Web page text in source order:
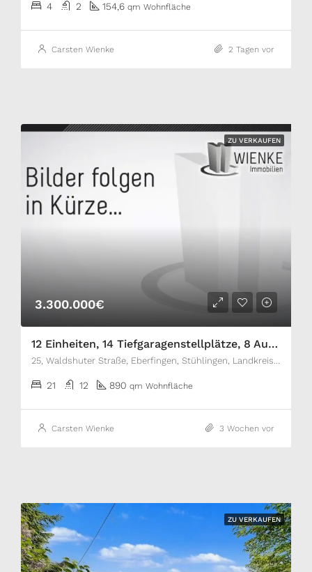
4 2 154,6 qm Wohnfläche
Carsten Wienke 2 Tagen vor
ZU VERKAUFEN
3.300.000€
12 Einheiten, 14 Tiefgaragenstellplätze, 8 Außenstellplätze, Neubau, voll vermietet!
25, Waldshuter Straße, Eberfingen, Stühlingen, Landkreis Waldshut, Baden-Württemberg, 79780, Deutschland
21 12 890 qm Wohnfläche
Carsten Wienke 3 Wochen vor
ZU VERKAUFEN